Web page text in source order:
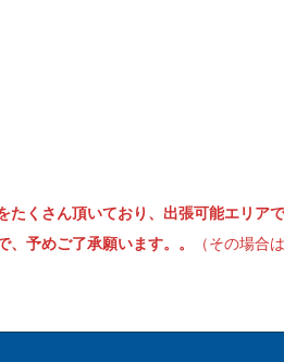
たくさん頂いており、出張可能エリ
予めご了承願います。。
（その場合